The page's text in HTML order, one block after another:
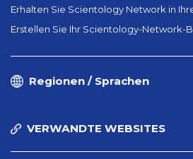
Erhalten Sie Scientology Network in
Erstellen Sie Ihr Scientology-Network-
Regionen / Sprachen
VERWANDTE WEBSITES